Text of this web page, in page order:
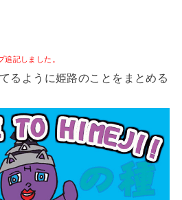
記しました。
るように姫路のことをまとめる